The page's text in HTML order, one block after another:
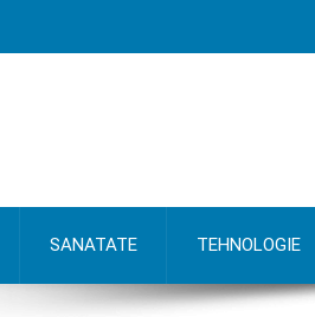
SANATATE TEHNOLOGIE